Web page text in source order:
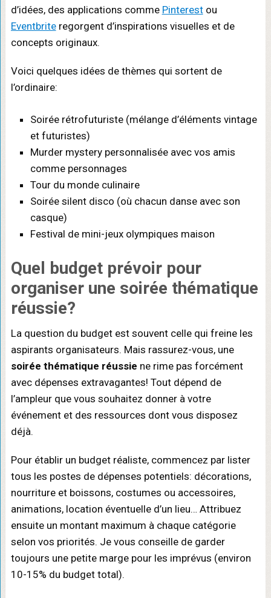
d’idées, des applications comme Pinterestou
Eventbriteregorgent d’inspirations visuelles et de
concepts originaux.
Voici quelques idées de thèmes qui sortent de
l’ordinaire:
Soirée rétrofuturiste (mélange d’éléments vintage
et futuristes)
Murder mystery personnalisée avec vos amis
comme personnages
Tour du monde culinaire
Soirée silent disco (où chacun danse avec son
casque)
Festival de mini-jeux olympiques maison
Quel budget prévoir pour
organiser une soirée thématique
réussie?
La question du budget est souvent celle qui freine les
aspirants organisateurs. Mais rassurez-vous, une
soirée thématique réussie ne rime pas forcément
avec dépenses extravagantes! Tout dépend de
l’ampleur que vous souhaitez donner à votre
événement et des ressources dont vous disposez
déjà.
Pour établir un budget réaliste, commencez par lister
tous les postes de dépenses potentiels: décorations,
nourriture et boissons, costumes ou accessoires,
animations, location éventuelle d’un lieu… Attribuez
ensuite un montant maximum à chaque catégorie
selon vos priorités. Je vous conseille de garder
toujours une petite marge pour les imprévus (environ
10-15% du budget total).